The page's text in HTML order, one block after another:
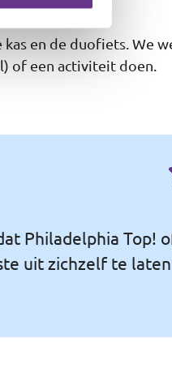
en de duofiets. We
of een activiteit doen.
Philadelphia Top!
uit zichzelf te laten